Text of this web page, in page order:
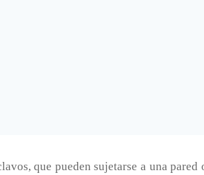
que pueden sujetarse a una pared